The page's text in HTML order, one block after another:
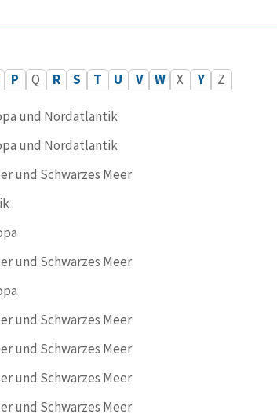
P Q R S T U V W X Y Z
und Nordatlantik
und Nordatlantik
und Schwarzes Meer
und Schwarzes Meer
und Schwarzes Meer
und Schwarzes Meer
und Schwarzes Meer
und Schwarzes Meer